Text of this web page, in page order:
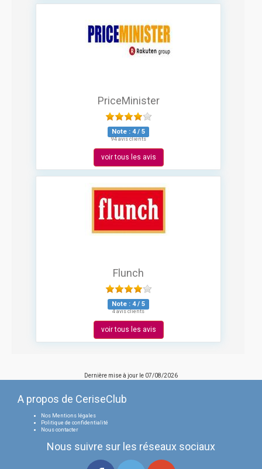
PriceMinister
Note : 4/ 5
94 avis clients
voir tous les avis
Flunch
Note : 4/ 5
4 avis clients
voir tous les avis
Dernière mise à jour le 07/08/2026
A propos de CeriseClub
Nos Mentions légales
Politique de confidentialité
Nous contacter
Nous suivre sur les réseaux sociaux